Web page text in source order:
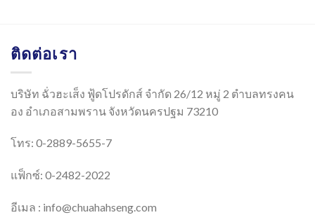
ติดต่อเรา
บริษัท ฉั่วฮะเส็ง ฟู้ดโปรดักส์ จำกัด 26/12 หมู่ 2 ตำบลทรงคน
อง อำเภอสามพราน จังหวัดนครปฐม 73210
โทร: 0-2889-5655-7
แฟ็กซ์: 0-2482-2022
อีเมล : info@chuahahseng.com